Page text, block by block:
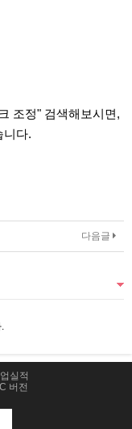
조정" 검색해보시면,
니다.
다음글
실적
버전